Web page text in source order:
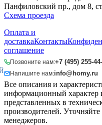
Панфиловский пр., дом 8,
Схема проезда
Оплата и
доставкаКонтакты
соглашение
Позвоните нам:+7 (495) 255-
Напишите нам:info@homy.ru
Все описания и
информационный характер
представленных в
производителей.
менеджеров.